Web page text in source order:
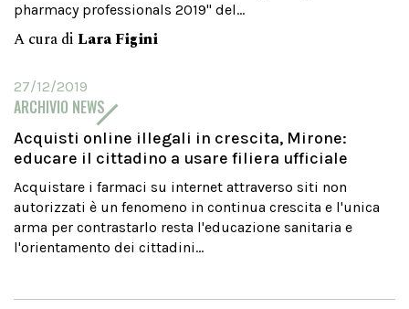
pharmacy professionals 2019" del...
A cura di Lara Figini
27/12/2019
ARCHIVIO NEWS
Acquisti online illegali in crescita, Mirone:
educare il cittadino a usare filiera ufficiale
Acquistare i farmaci su internet attraverso siti non
autorizzati è un fenomeno in continua crescita e l'unica
arma per contrastarlo resta l'educazione sanitaria e
l'orientamento dei cittadini...